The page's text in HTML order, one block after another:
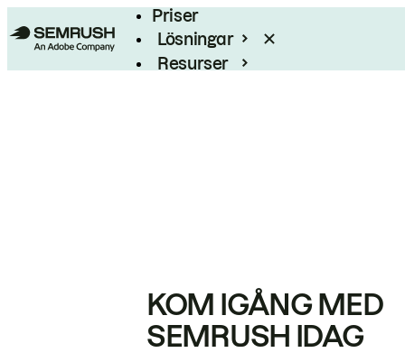
Priser
Lösningar
Resurser
KOM IGÅNG MED
SEMRUSH IDAG